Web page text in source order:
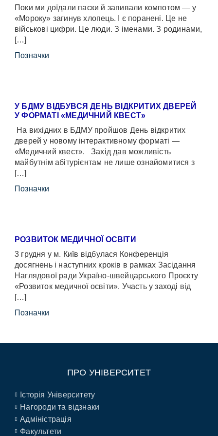
Поки ми доїдали паски й запивали компотом — у
«Мороку» загинув хлопець. І є поранені. Це не
військові цифри. Це люди. З іменами. З родинами,
[…]
Позначки
У БДМУ ВІДБУВСЯ ДЕНЬ ВІДКРИТИХ ДВЕРЕЙ
У ФОРМАТІ «МЕДИЧНИЙ КВЕСТ»
На вихідних в БДМУ пройшов День відкритих
дверей у новому інтерактивному форматі —
«Медичний квест». Захід дав можливість
майбутнім абітурієнтам не лише ознайомитися з
[…]
Позначки
РОЗВИТОК МЕДИЧНОЇ ОСВІТИ
3 грудня у м. Київ відбулася Конференція
досягнень і наступних кроків в рамках Засідання
Наглядової ради Україно-швейцарського Проєкту
«Розвиток медичної освіти». Участь у заході від
[…]
Позначки
ПРО УНІВЕРСИТЕТ
Історія Університету
Нагороди та відзнаки
Адміністрація
Факультети